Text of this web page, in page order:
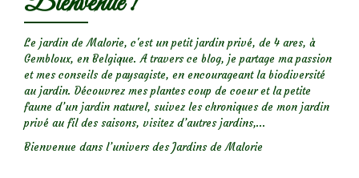
Le jardin de Malorie, c'est un petit jardin privé, de 4 ares, à
Gembloux, en Belgique. A travers ce blog, je partage ma passion
et mes conseils de paysagiste, en encourageant la biodiversité
au jardin. Découvrez mes plantes coup de coeur et la petite
faune d’un jardin naturel, suivez les chroniques de mon jardin
privé au fil des saisons, visitez d’autres jardins,...
Bienvenue dans l’univers des Jardins de Malorie